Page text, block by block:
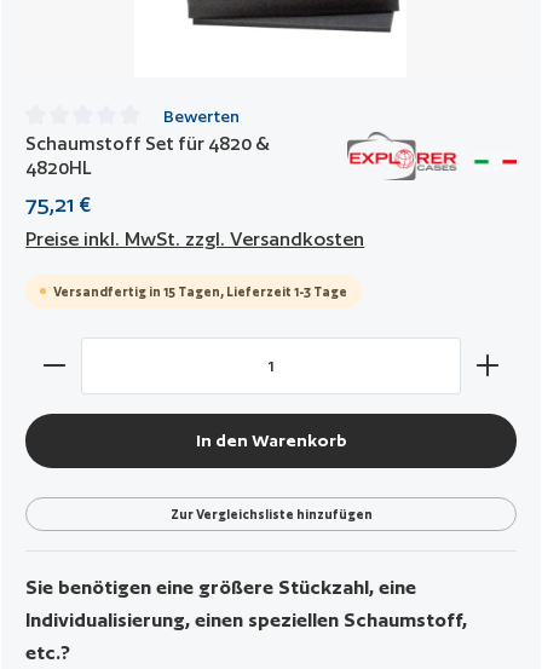
Durchschnittliche Bewertung von 0 von 5 Sternen
Bewerten
Schaumstoff Set für 4820 &
4820HL
75,21 €
Preise inkl. MwSt. zzgl. Versandkosten
Versandfertig in 15 Tagen, Lieferzeit 1-3 Tage
Produkt Anzahl: Gib den gewünschten Wert ein oder
In den Warenkorb
Zur Vergleichsliste hinzufügen
Sie benötigen eine größere Stückzahl, eine
Individualisierung, einen speziellen Schaumstoff,
etc.?